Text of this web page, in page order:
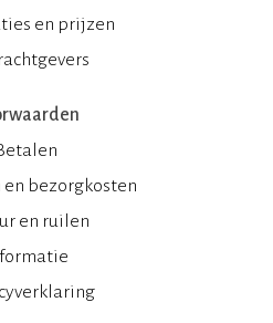
en prijzen
en bezorgkosten
en ruilen